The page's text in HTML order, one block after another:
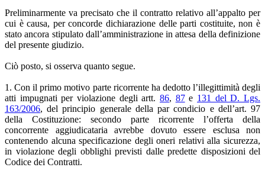
Preliminarmente va precisato che il contratto relativo all’appalto per
cui è causa, per concorde dichiarazione delle parti costituite, non è
stato ancora stipulato dall’amministrazione in attesa della definizione
del presente giudizio.
Ciò posto, si osserva quanto segue.
1. Con il primo motivo parte ricorrente ha dedotto l’illegittimità degli
atti impugnati per violazione degli artt. 86, 87e 131 del D. Lgs.
163/2006, del principio generale della par condicio e dell’art. 97
della Costituzione: secondo parte ricorrente l’offerta della
concorrente aggiudicataria avrebbe dovuto essere esclusa non
contenendo alcuna specificazione degli oneri relativi alla sicurezza,
in violazione degli obblighi previsti dalle predette disposizioni del
Codice dei Contratti.